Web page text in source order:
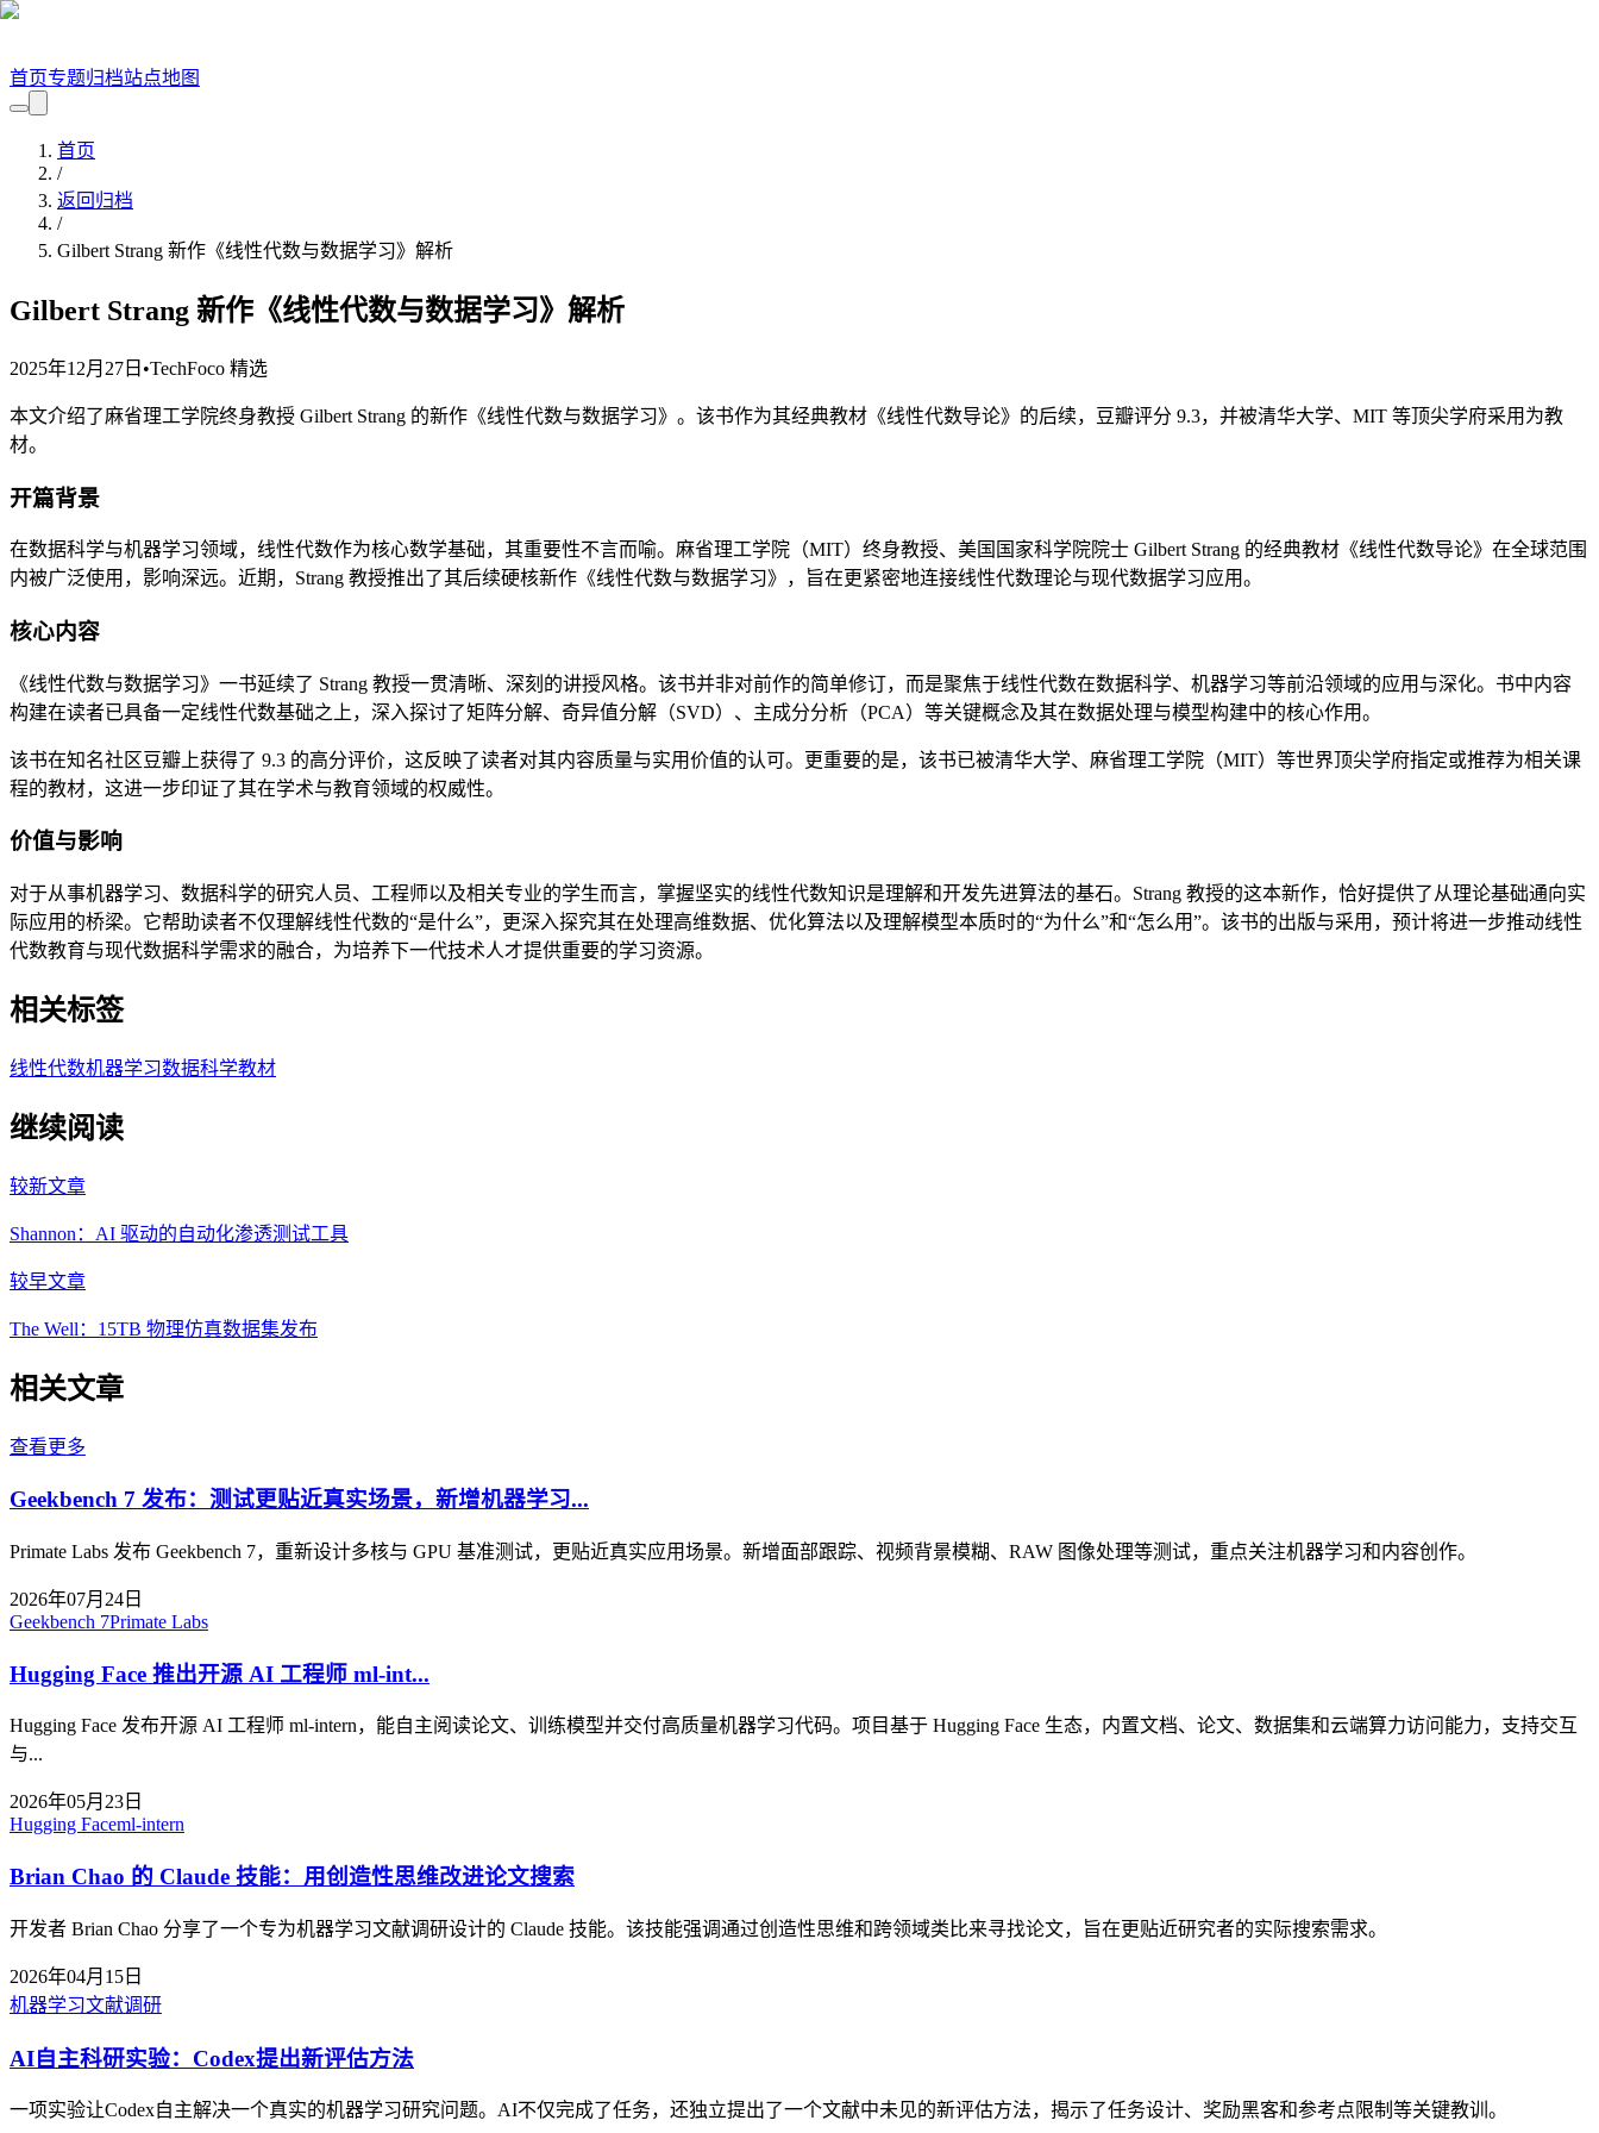
首页专题归档站点地图
首页
/
返回归档
/
Gilbert Strang 新作《线性代数与数据学习》解析
Gilbert Strang 新作《线性代数与数据学习》解析
2025年12月27日 •TechFoco 精选
本文介绍了麻省理工学院终身教授 Gilbert Strang 的新作《线性代数与数据学习》。该书作为其经典教材《线性代数导论》的后续，豆瓣评分 9.3，并被清华大学、MIT 等顶尖学府采用为教
材。
开篇背景
在数据科学与机器学习领域，线性代数作为核心数学基础，其重要性不言而喻。麻省理工学院（MIT）终身教授、美国国家科学院院士 Gilbert Strang 的经典教材《线性代数导论》在全球范围
内被广泛使用，影响深远。近期，Strang 教授推出了其后续硬核新作《线性代数与数据学习》，旨在更紧密地连接线性代数理论与现代数据学习应用。
核心内容
《线性代数与数据学习》一书延续了 Strang 教授一贯清晰、深刻的讲授风格。该书并非对前作的简单修订，而是聚焦于线性代数在数据科学、机器学习等前沿领域的应用与深化。书中内容
构建在读者已具备一定线性代数基础之上，深入探讨了矩阵分解、奇异值分解（SVD）、主成分分析（PCA）等关键概念及其在数据处理与模型构建中的核心作用。
该书在知名社区豆瓣上获得了 9.3 的高分评价，这反映了读者对其内容质量与实用价值的认可。更重要的是，该书已被清华大学、麻省理工学院（MIT）等世界顶尖学府指定或推荐为相关课
程的教材，这进一步印证了其在学术与教育领域的权威性。
价值与影响
对于从事机器学习、数据科学的研究人员、工程师以及相关专业的学生而言，掌握坚实的线性代数知识是理解和开发先进算法的基石。Strang 教授的这本新作，恰好提供了从理论基础通向实
际应用的桥梁。它帮助读者不仅理解线性代数的“是什么”，更深入探究其在处理高维数据、优化算法以及理解模型本质时的“为什么”和“怎么用”。该书的出版与采用，预计将进一步推动线性
代数教育与现代数据科学需求的融合，为培养下一代技术人才提供重要的学习资源。
相关标签
线性代数机器学习数据科学教材
继续阅读
较新文章
Shannon：AI 驱动的自动化渗透测试工具
较早文章
The Well：15TB 物理仿真数据集发布
相关文章
查看更多
Geekbench 7 发布：测试更贴近真实场景，新增机器学习...
Primate Labs 发布 Geekbench 7，重新设计多核与 GPU 基准测试，更贴近真实应用场景。新增面部跟踪、视频背景模糊、RAW 图像处理等测试，重点关注机器学习和内容创作。
2026年07月24日
Geekbench 7Primate Labs
Hugging Face 推出开源 AI 工程师 ml-int...
Hugging Face 发布开源 AI 工程师 ml-intern，能自主阅读论文、训练模型并交付高质量机器学习代码。项目基于 Hugging Face 生态，内置文档、论文、数据集和云端算力访问能力，支持交互
与...
2026年05月23日
Hugging Faceml-intern
Brian Chao 的 Claude 技能：用创造性思维改进论文搜索
开发者 Brian Chao 分享了一个专为机器学习文献调研设计的 Claude 技能。该技能强调通过创造性思维和跨领域类比来寻找论文，旨在更贴近研究者的实际搜索需求。
2026年04月15日
机器学习文献调研
AI自主科研实验：Codex提出新评估方法
一项实验让Codex自主解决一个真实的机器学习研究问题。AI不仅完成了任务，还独立提出了一个文献中未见的新评估方法，揭示了任务设计、奖励黑客和参考点限制等关键教训。